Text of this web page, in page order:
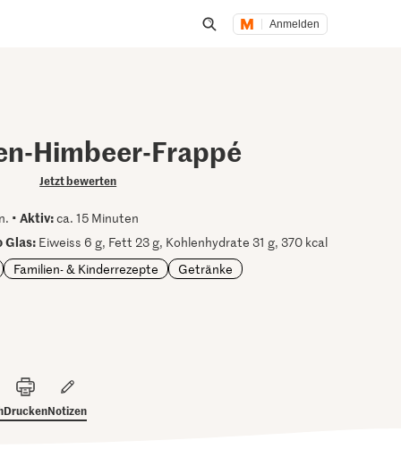
Anmelden
Himbeer-Frappé
Jetzt bewerten
•Aktiv:ca. 15 Minuten
Glas: Eiweiss 6 g, Fett 23 g, Kohlenhydrate 31 g, 370 kcal
Familien- & Kinderrezepte Getränke
DruckenNotizen